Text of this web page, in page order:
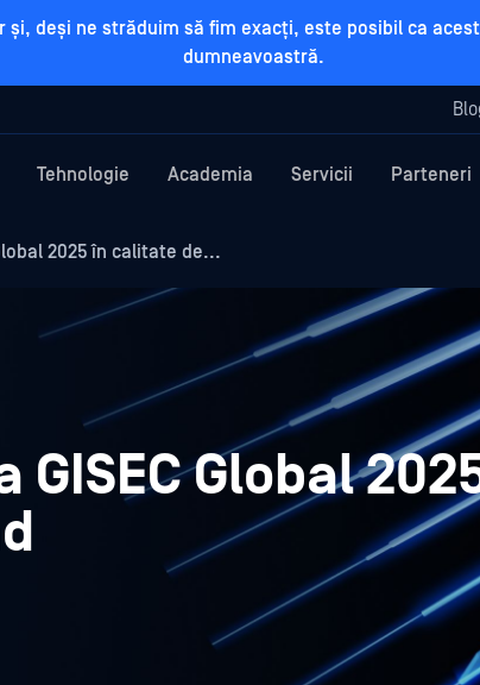
deși ne străduim să fim exacți, este posibil ca
dumneavoastră.
Tehnologie Academia Servicii Parteneri
2025 în calitate de...
GISEC Global